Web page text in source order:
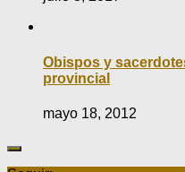
Obispos y
provincial
mayo 18, 2012